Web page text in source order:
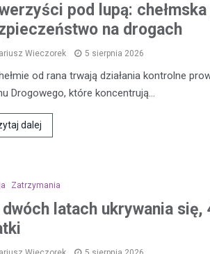
pod lupą:
na drogach
Wieczorek 5 sierpnia 2026
od rana trwają działania kontrolne
Drogowego, które koncentrują…
dalej
Zatrzymania
dwóch latach ukrywania